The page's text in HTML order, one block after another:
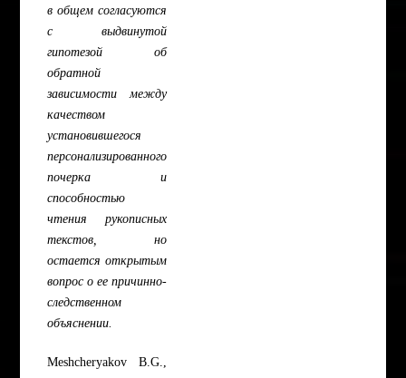
в общем согласуются
с выдвинутой
гипотезой об
обратной
зависимости между
качеством
установившегося
персонализированного
почерка и
способностью
чтения рукописных
текстов, но
остается открытым
вопрос о ее причинно-
следственном
объяснении.
Meshcheryakov B.G.,